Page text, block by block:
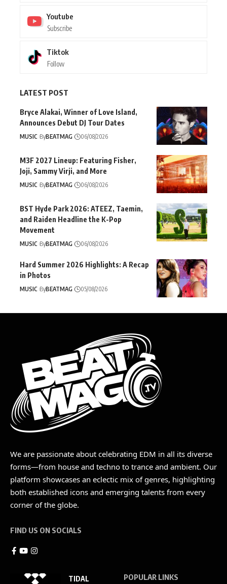
Youtube
Subscribe
Tiktok
Follow
LATEST POST
Bryce Alakai, Winner of Love Island,
Announces Debut DJ Tour Dates
MUSIC ByBEATMAG 06/08/2026
M3F 2027 Lineup: Featuring Fisher,
Joji, Sammy Virji, and More
MUSIC ByBEATMAG 06/08/2026
BST Hyde Park 2026: ATEEZ, Taemin,
and Raiden Headline the K-Pop
Movement
MUSIC ByBEATMAG 06/08/2026
Hard Summer 2026 Highlights: A Recap
in Photos
MUSIC ByBEATMAG 05/08/2026
We are passionate about celebrating EDM in all its diverse
forms—from house and techno to trance and ambient. Our
platform showcases an eclectic mix of genres, highlighting
both established icons and emerging talents from every
corner of the globe.
FIND US ON SOCIALS
TIDAL
POPULAR LINKS